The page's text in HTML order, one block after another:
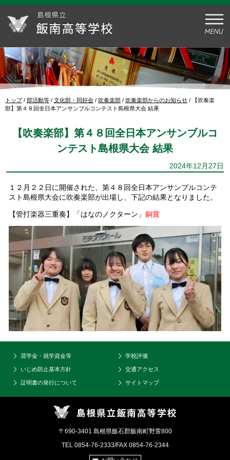
このページの本文へ
現
在
トップ/ 部活動等 / 文化部・同好会 / 吹奏楽部 / 吹奏楽部からのお知らせ /
【吹奏楽
部】第４８回全日本アンサンブルコンテスト島根県大会 結果
【吹奏楽部】第４８回全日本アンサンブルコ
ンテスト島根県大会 結果
2024年12月27日
１２月２２日に開催された、第４８回全日本アンサンブルコンテ
スト島根県大会に吹奏楽部が出場し、下記の結果となりました。
【管打楽器三重奏】「はなのノクターン」 銅賞
奨学金・就学資金等 学校評価
いじめ防止基本方針 交通アクセス
証明書の発行について サイトマップ
〒690-3401 島根県飯石郡飯南町野萱800
TEL 0854-76-2333/FAX 0854-76-2344